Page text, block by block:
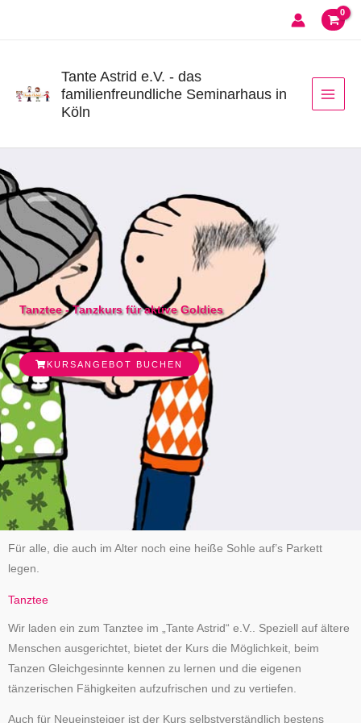
Tante Astrid e.V. - das
familienfreundliche Seminarhaus in
Köln
Tanztee - Tanzkurs für aktive Goldies
KURSANGEBOT BUCHEN
Für alle, die auch im Alter noch eine heiße Sohle auf’s Parkett
legen.
Tanztee
Wir laden ein zum Tanztee im „Tante Astrid“ e.V.. Speziell auf ältere
Menschen ausgerichtet, bietet der Kurs die Möglichkeit, beim
Tanzen Gleichgesinnte kennen zu lernen und die eigenen
tänzerischen Fähigkeiten aufzufrischen und zu vertiefen.
Auch für Neueinsteiger ist der Kurs selbstverständlich bestens